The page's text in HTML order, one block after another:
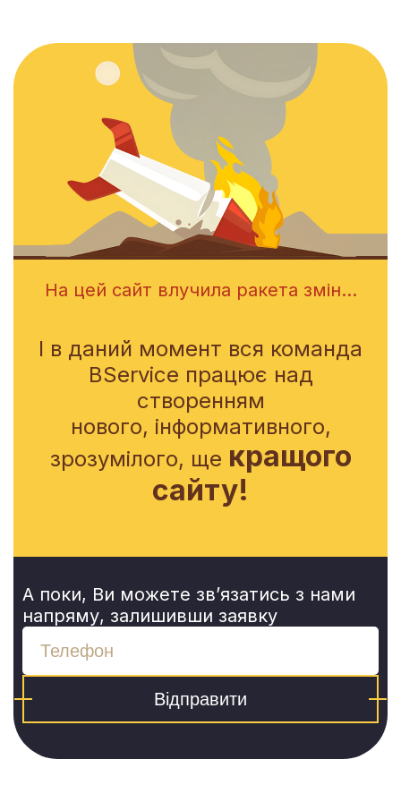
На цей сайт влучила ракета змін...
І в даний момент вся команда
BService працює над
створенням
нового, інформативного,
зрозумілого, ще кращого
сайту!
А поки, Ви можете зв’язатись з нами
напряму, залишивши заявку
Відправити